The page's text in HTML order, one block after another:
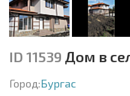
ID 11539 Дом в
Город:Бургас